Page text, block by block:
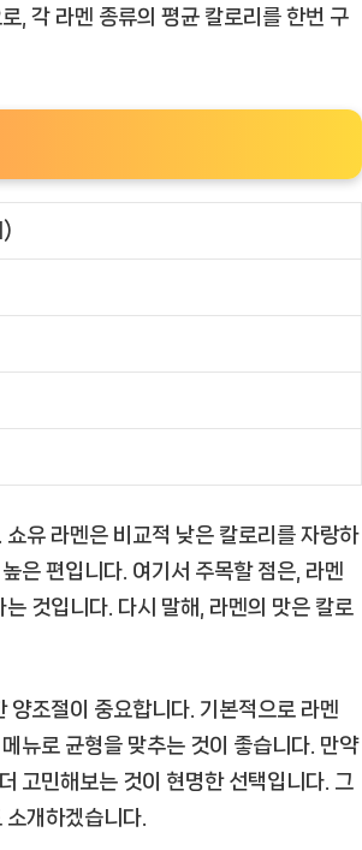
, 각 라멘 종류의 평균 칼로리를 한번 구
유 라멘은 비교적 낮은 칼로리를 자랑하
은 편입니다. 여기서 주목할 점은, 라멘
것입니다. 다시 말해, 라멘의 맛은 칼로
양조절이 중요합니다. 기본적으로 라멘
뉴로 균형을 맞추는 것이 좋습니다. 만약
고민해보는 것이 현명한 선택입니다. 그
개하겠습니다.